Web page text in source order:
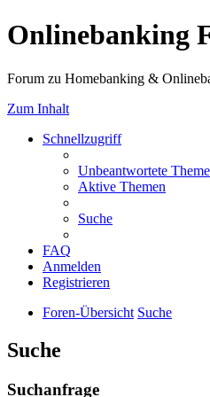
Onlinebanking
Forum zu Homebanking &
Zum Inhalt
Schnellzugriff
Unbeantwortete
Aktive Themen
Suche
FAQ
Anmelden
Registrieren
Foren-Übersicht Suche
Suche
Suchanfrage